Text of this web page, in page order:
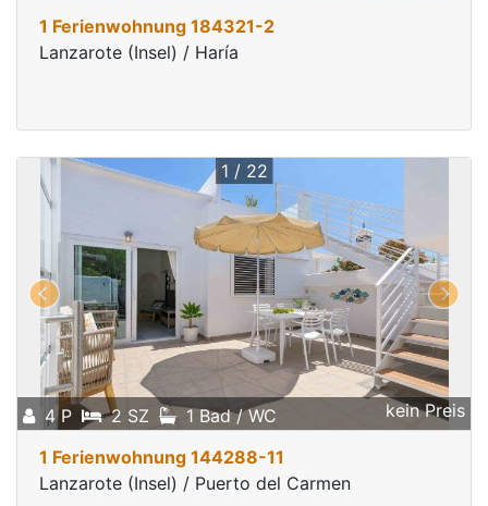
1 Ferienwohnung 184321-2
Lanzarote (Insel) / Haría
4 P 2 SZ 1 Bad / WC kein Preis
1 / 22
1 Ferienwohnung 144288-11
Lanzarote (Insel) / Puerto del Carmen